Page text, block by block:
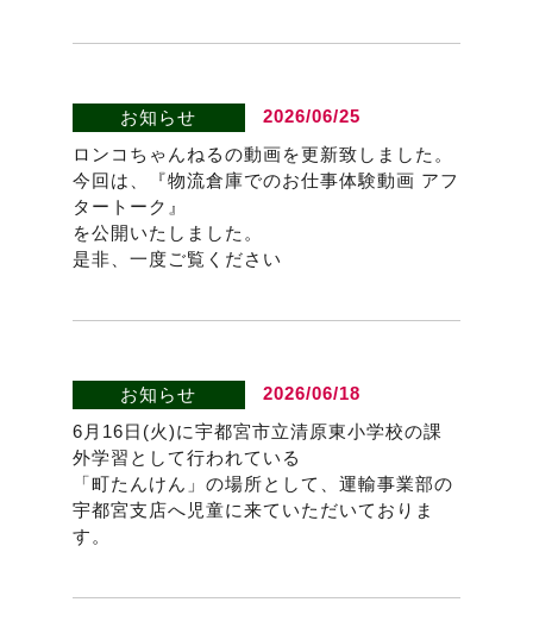
お知らせ
2026/06/25
ロンコちゃんねるの動画を更新致しました。
今回は、『物流倉庫でのお仕事体験動画 アフ
タートーク』
を公開いたしました。
是非、一度ご覧ください
お知らせ
2026/06/18
6月16日(火)に宇都宮市立清原東小学校の課
外学習として行われている
「町たんけん」の場所として、運輸事業部の
宇都宮支店へ児童に来ていただいておりま
す。